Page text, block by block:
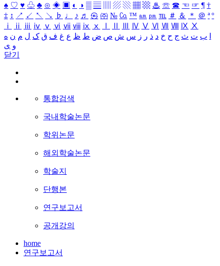
♠ ♡ ♥ ♧ ♣ ⊙ ◈ ▣ ◐ ◑ ▒ ▤ ▨ ▧ ▦ ▩ ♨ ☏ ☎ ☜ ☞ ¶ †
‡ ↕ ↗ ↙ ↖ ↘ ♭ ♩ ♪ ♬ ㉿ ㈜ № ㏇ ™ ㏂ ㏘ ℡ ＃ ＆ ＊ ＠ ª º
ⅰ
ⅱ ⅲ ⅳ ⅴ ⅵ ⅶ ⅷ ⅸ ⅹ Ⅳ Ⅴ Ⅵ Ⅶ Ⅷ Ⅸ Ⅹ
ب ت ث ج ح خ د ذ ر ز س ش ص ض ط ظ ع غ ف ق ک ل م ن ه
و ی
닫기
통합검색
국내학술논문
학위논문
해외학술논문
학술지
단행본
연구보고서
공개강의
home
연구보고서